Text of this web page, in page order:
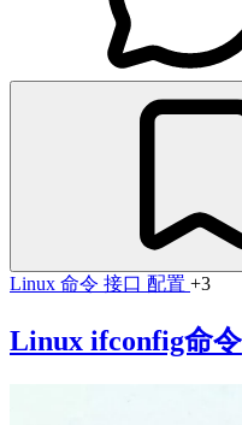
Linux 命令 接口 配置 +3
Linux ifconfig命令